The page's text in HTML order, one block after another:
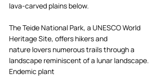
lava-carved plains below.
The Teide National Park, a UNESCO World
Heritage Site, offers hikers and
nature lovers numerous trails through a
landscape reminiscent of a lunar landscape.
Endemic plant